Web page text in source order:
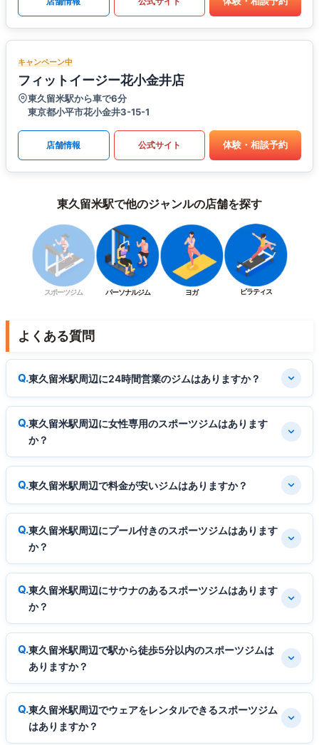
キャンペーン中
フィットイージー花小金井店
東久留米駅から車で6分
東京都小平市花小金井3-15-1
店舗情報 公式サイト 体験・相談予約
東久留米駅で他のジャンルの店舗を探す
スポーツジム パーソナルジム ヨガ ピラティス
よくある質問
東久留米駅周辺に24時間営業のジムはありますか？
東久留米駅周辺に女性専用のスポーツジムはあります
か？
東久留米駅周辺で料金が安いジムはありますか？
東久留米駅周辺にプール付きのスポーツジムはあります
か？
東久留米駅周辺にサウナのあるスポーツジムはあります
か？
東久留米駅周辺で駅から徒歩5分以内のスポーツジムは
ありますか？
東久留米駅周辺でウェアをレンタルできるスポーツジム
はありますか？